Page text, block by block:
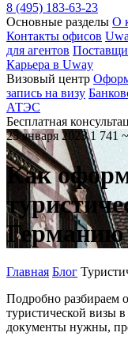
8 (495) 183-63-23
Основные разделы О
Контакты офисов
для агентов
Карьера в Uway
Визовый центр
запись на визу
АТЭС
Бесплатная
23 января 2023 1 741
Как
Германию
Главная Блог
Подробно разбираем
туристической визы
документы нужны,